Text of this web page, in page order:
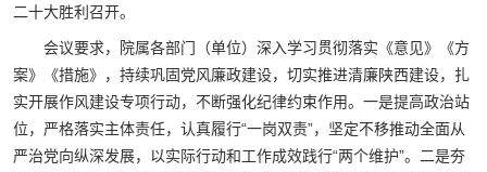
二十大胜利召开。
会议要求，院属各部门（单位）深入学习贯彻落实《意见》《方
案》《措施》，持续巩固党风廉政建设，切实推进清廉陕西建设，扎
实开展作风建设专项行动，不断强化纪律约束作用。一是提高政治站
位，严格落实主体责任，认真履行“一岗双责”，坚定不移推动全面从
严治党向纵深发展，以实际行动和工作成效践行“两个维护”。二是夯